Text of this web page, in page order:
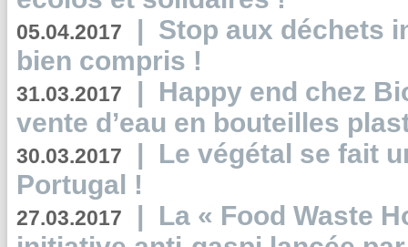
05.04.2017 | Stop aux déchets
bien compris !
31.03.2017 | Happy end chez
vente d’eau en bouteilles
30.03.2017 | Le végétal se fait
Portugal !
27.03.2017 | La « Food Waste